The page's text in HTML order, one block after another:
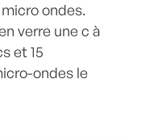
ondes.
verre une c à
et 15
ondes le